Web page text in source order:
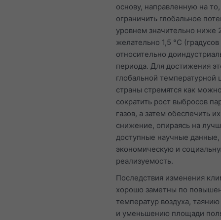
основу, направленную на
ограничить глобальное
уровнем значительно ниже
желательно 1,5 °C
относительно
периода. Для достижения
глобальной температурной
страны стремятся как
сократить рост выбросов
газов, а затем обеспечить
снижение, опираясь на
доступные научные
экономическую и
реализуемость.
Последствия изменения
хорошо заметны по
температур воздуха,
и уменьшению площади